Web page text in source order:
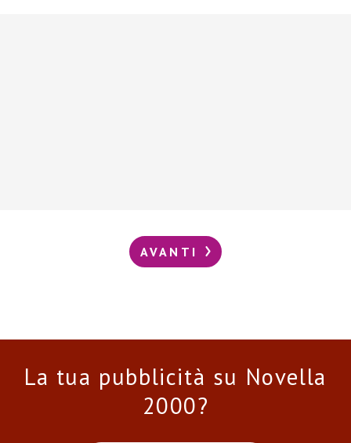
AVANTI
La tua pubblicità su Novella
2000?